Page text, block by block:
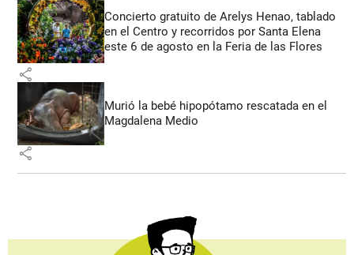
Concierto gratuito de Arelys Henao, tablado
en el Centro y recorridos por Santa Elena
este 6 de agosto en la Feria de las Flores
share
Murió la bebé hipopótamo rescatada en el
Magdalena Medio
share